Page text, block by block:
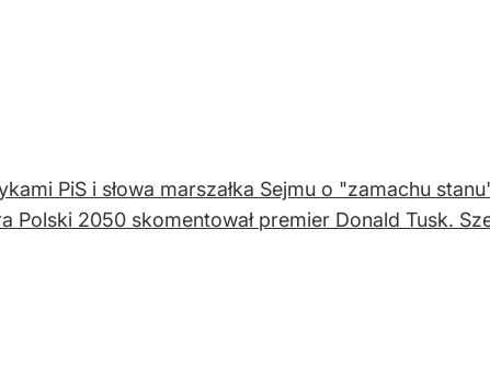
PiS i słowa marszałka Sejmu o "zamachu
2050 skomentował premier Donald Tusk.